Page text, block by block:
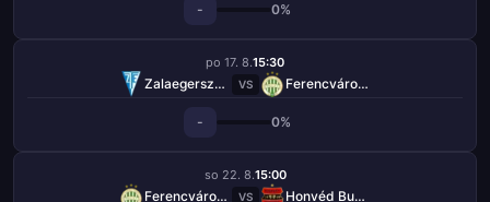
- 0%
po 17. 8.15:30
Zalaegerszegi TE VS Ferencváros TC
- 0%
so 22. 8.15:00
Ferencváros TC VS Honvéd Budapešť